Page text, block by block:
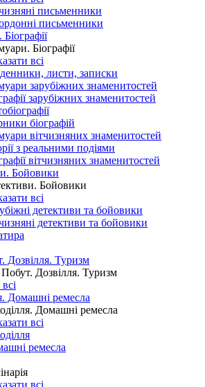
письменники
письменники
Біографії
всі
листи, записки
зарубіжних знаменитостей
зарубіжних знаменитостей
біографій
вітчизняних знаменитостей
з реальними подіями
вітчизняних знаменитостей
Бойовики
Бойовики
всі
детективи та бойовики
детективи та бойовики
Дозвілля. Туризм
Дозвілля. Туризм
Домашні ремесла
Домашні ремесла
всі
ремесла
всі